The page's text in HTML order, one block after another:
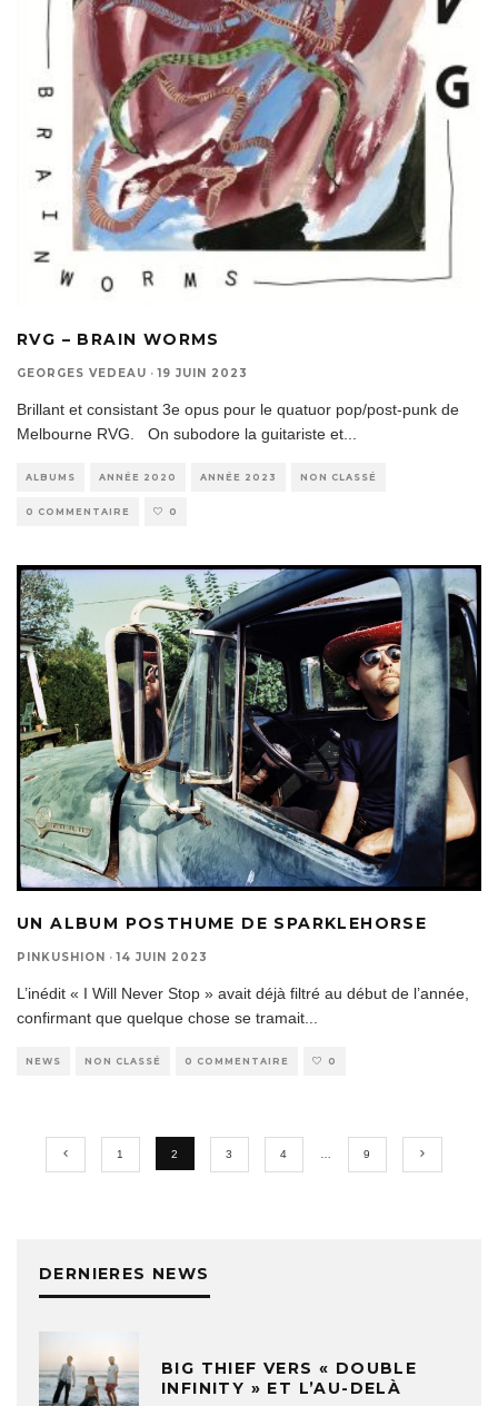
RVG – BRAIN WORMS
GEORGES VEDEAU · 19 JUIN 2023
Brillant et consistant 3e opus pour le quatuor pop/post-punk de
Melbourne RVG. On subodore la guitariste et
ALBUMS ANNÉE 2020 ANNÉE 2023 NON CLASSÉ
0 COMMENTAIRE 0
UN ALBUM POSTHUME DE SPARKLEHORSE
PINKUSHION · 14 JUIN 2023
L’inédit « I Will Never Stop » avait déjà filtré au début de l’année,
confirmant que quelque chose se tramait
NEWS NON CLASSÉ 0 COMMENTAIRE 0
1 2 3 4 9
DERNIERES NEWS
BIG THIEF VERS « DOUBLE
INFINITY » ET L’AU-DELÀ